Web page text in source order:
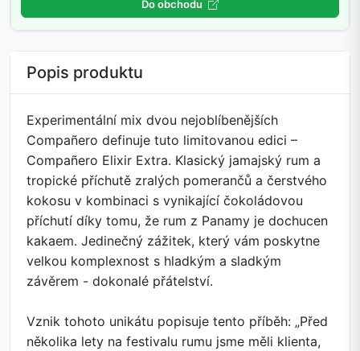
Do obchodu
Popis produktu
Experimentální mix dvou nejoblíbenějších
Compañero definuje tuto limitovanou edici –
Compañero Elixir Extra. Klasický jamajský rum a
tropické příchutě zralých pomerančů a čerstvého
kokosu v kombinaci s vynikající čokoládovou
příchutí díky tomu, že rum z Panamy je dochucen
kakaem. Jedinečný zážitek, který vám poskytne
velkou komplexnost s hladkým a sladkým
závěrem - dokonalé přátelství.
Vznik tohoto unikátu popisuje tento příběh: „Před
několika lety na festivalu rumu jsme měli klienta,